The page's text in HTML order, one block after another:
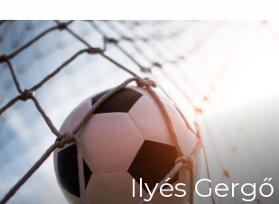
Ilyés Gergő